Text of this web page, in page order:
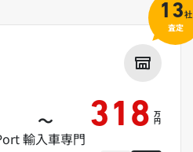
～ 318 万
円
輸入車専門
13社
査定